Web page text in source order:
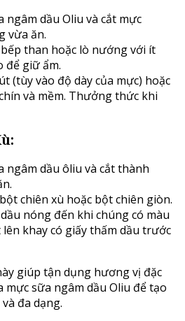
ngâm dầu Oliu và cắt mực
vừa ăn.
than hoặc lò nướng với ít
để giữ ẩm.
(tùy vào độ dày của mực) hoặc
và mềm. Thưởng thức khi
ngâm dầu ôliu và cắt thành
chiên xù hoặc bột chiên giòn.
nóng đến khi chúng có màu
khay có giấy thấm dầu trước
giúp tận dụng hương vị đặc
sữa ngâm dầu Oliu để tạo
đa dạng.